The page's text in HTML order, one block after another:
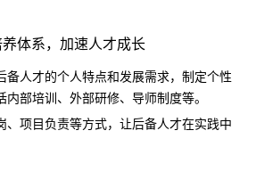
养体系，加速人才成长
备人才的个人特点和发展需求，制定个性
内部培训、外部研修、导师制度等。
、项目负责等方式，让后备人才在实践中